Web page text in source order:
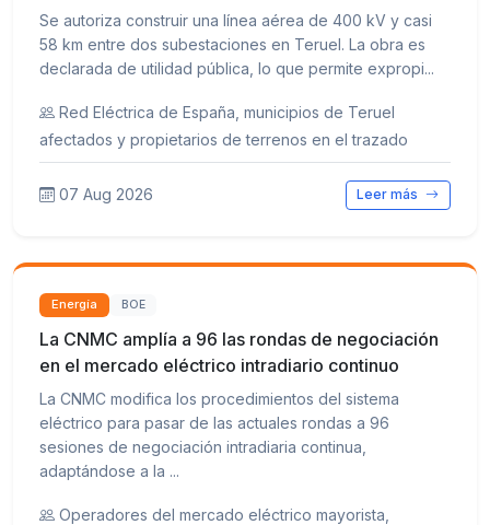
Se autoriza construir una línea aérea de 400 kV y casi
58 km entre dos subestaciones en Teruel. La obra es
declarada de utilidad pública, lo que permite expropi...
Red Eléctrica de España, municipios de Teruel
afectados y propietarios de terrenos en el trazado
07 Aug 2026 Leer más
Energía BOE
La CNMC amplía a 96 las rondas de negociación
en el mercado eléctrico intradiario continuo
La CNMC modifica los procedimientos del sistema
eléctrico para pasar de las actuales rondas a 96
sesiones de negociación intradiaria continua,
adaptándose a la ...
Operadores del mercado eléctrico mayorista,